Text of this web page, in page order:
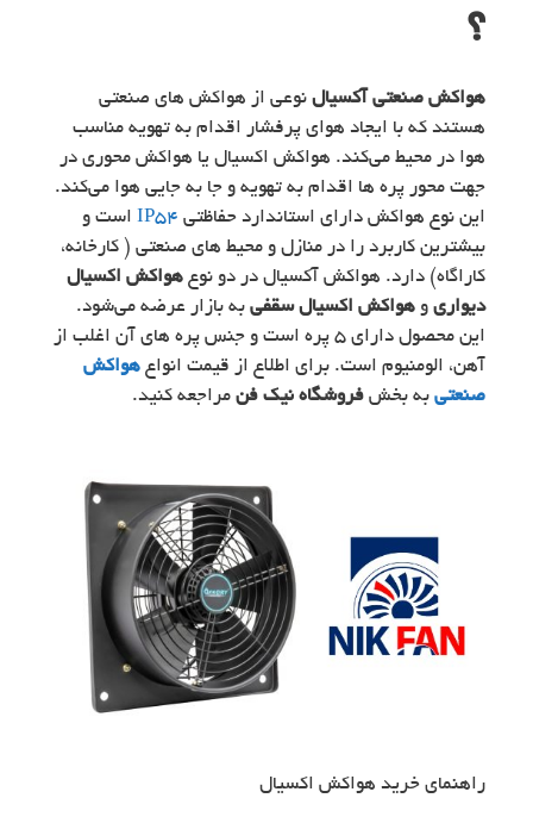
؟
هواکش صنعتی آکسیال نوعی از هواکش های صنعتی
هستند که با ایجاد هوای پرفشار اقدام به تهویه مناسب
هوا در محیط می‌کند. هواکش اکسیال یا هواکش محوری در
جهت محور پره ها اقدام به تهویه و جا به جایی هوا می‌کند.
این نوع هواکش دارای استاندارد حفاظتی IP54 است و
بیشترین کاربرد را در منازل و محیط های صنعتی ( کارخانه،
کاراگاه) دارد. هواکش آکسیال در دو نوع هواکش اکسیال
دیواری و هواکش اکسیال سقفی به بازار عرضه می‌شود.
این محصول دارای 5 پره است و جنس پره های آن اغلب از
آهن، الومنیوم است. برای اطلاع از قیمت انواع هواکش
صنعتی به بخش فروشگاه نیک فن مراجعه کنید.
راهنمای خرید هواکش اکسیال